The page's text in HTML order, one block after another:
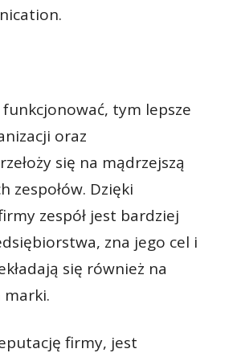
tym lepsze
oraz
się na mądrzejszą
zespołów. Dzięki
zespół jest bardziej
zna jego cel i
się również na
firmy, jest